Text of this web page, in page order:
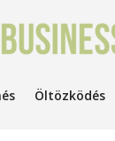
Öltözködés